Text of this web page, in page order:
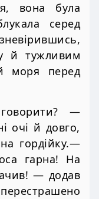
вона була
серед
й тужливим
моря перед
—
очі й довго,
гордійку.—
гарна! На
— додав